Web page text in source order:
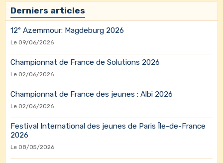
1ère de sa catégorie au Championnat International de Rabat
et 2002, 2003 et 2004 (U20 ans)
Triple championne du Maroc par équipes féminines en 2005-
2006 et 2007
Médaille de bronze aux jeux universitaires en Egypte en 2009
Médaille de bronze aux jeux pan arabes à Qatar en 2011
1er prix dans plusieurs tournois nationaux dans sa catégorie
(1992-2007)
Elo Maximum:1803.
Derniers articles
12° Azemmour: Magdeburg 2026
Le 09/06/2026
Championnat de France de Solutions 2026
Le 02/06/2026
Championnat de France des jeunes : Albi 2026
Le 02/06/2026
Festival International des jeunes de Paris Île-de-France
2026
Le 08/05/2026